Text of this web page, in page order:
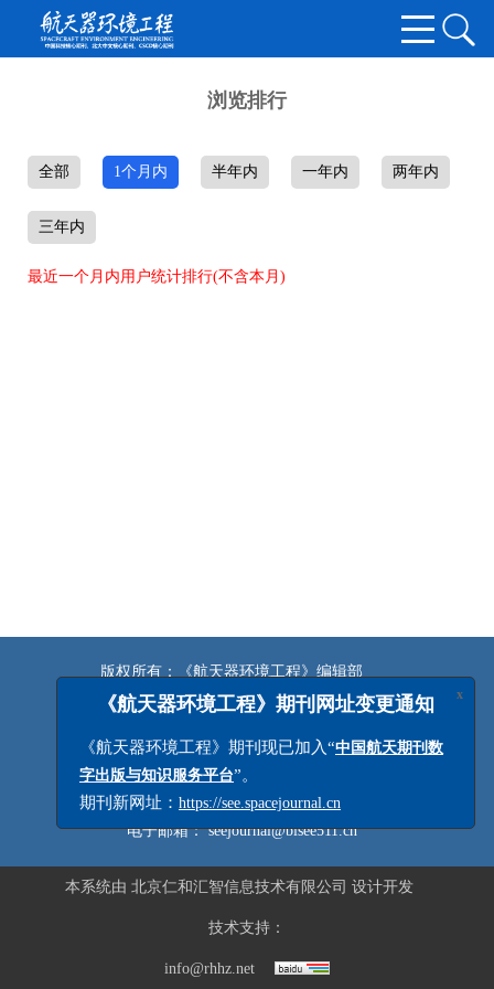
浏览排行
全部 1个月内 半年内 一年内 两年内
三年内
最近一个月内用户统计排行(不含本月)
版权所有：《航天器环境工程》编辑部
京ICP备18047377号-1
主办：北京卫星环境工程研究所
地址：北京市朝阳区民族园路5号 邮政编码：100029
电话：010-68116407/6408/6544
电子邮箱：seejournal@bisee511.cn
本系统由 北京仁和汇智信息技术有限公司 设计开发
技术支持：
info@rhhz.net
x
《航天器环境工程》期刊网址变更通知
《航天器环境工程》期刊现已加入“中国航天期刊数
字出版与知识服务平台”。
期刊新网址： https://see.spacejournal.cn